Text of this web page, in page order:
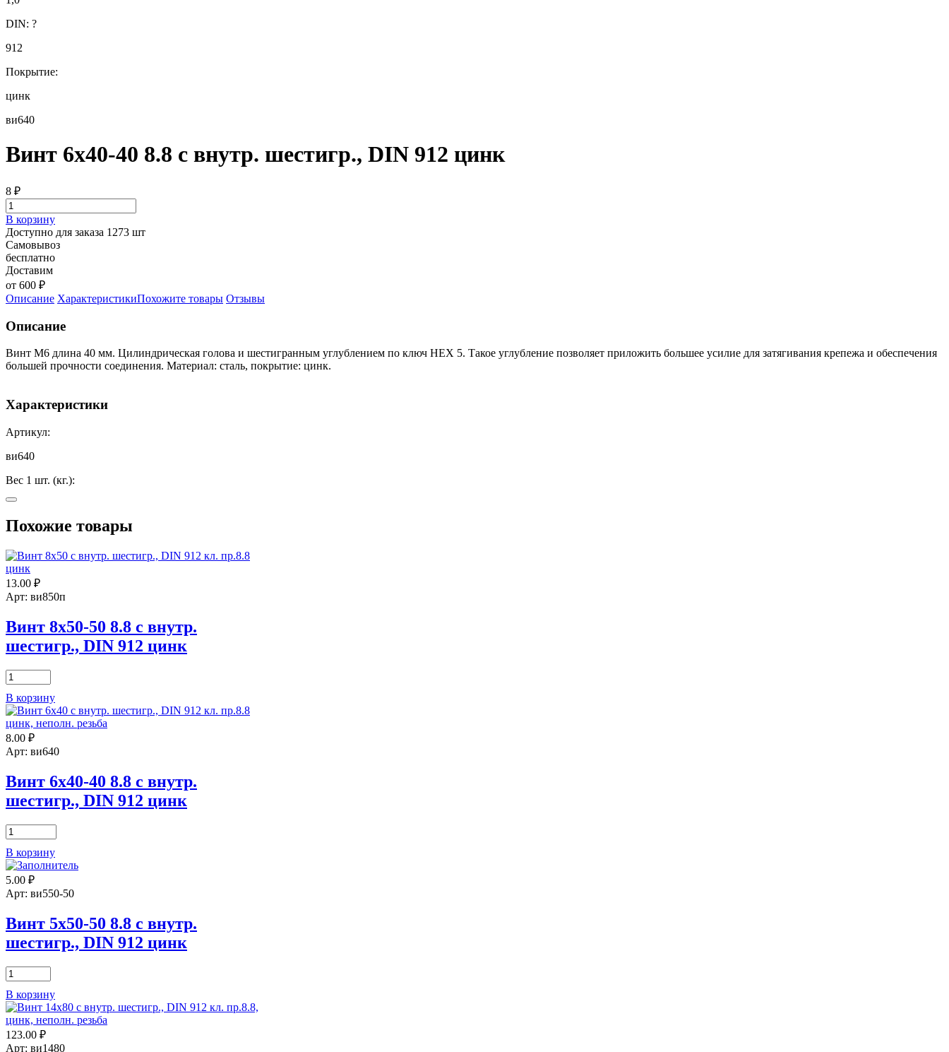
DIN: ?
912
Покрытие:
цинк
ви640
Винт 6х40-40 8.8 с внутр. шестигр., DIN 912 цинк
8 ₽
В корзину
Доступно для заказа 1273 шт
Самовывоз
бесплатно
Доставим
от 600 ₽
Описание ХарактеристикиПохожите товары Отзывы
Описание
Винт М6 длина 40 мм. Цилиндрическая голова и шестигранным углублением по ключ HEX 5. Такое углубление позволяет приложить большее усилие для затягивания крепежа и обеспечения
большей прочности соединения. Материал: сталь, покрытие: цинк.
Характеристики
Артикул:
ви640
Вес 1 шт. (кг.):
0,00981
Вес 1000 шт. (кг.):
9,81
Высота головки (k):
6
Диаметр головки (D) (Dk) (D2):
10
Диаметр резьбы (D):
6
Длина (L):?
40
40
101,94
Размер под ключ (S):
5
912
Покрытие:
цинк
Похожие товары
13.00 ₽
Арт: ви850п
Винт 8х50-50 8.8 с внутр.
шестигр., DIN 912 цинк
Количество
товара
Винт
8х50-
50
8.8
с
шестигр.,
DIN
912
В корзину
8.00 ₽
Арт: ви640
Винт 6х40-40 8.8 с внутр.
шестигр., DIN 912 цинк
Количество
товара
Винт
6х40-
40
8.8
внутр.
шестигр.,
DIN
цинк
В корзину
5.00 ₽
Арт: ви550-50
Винт 5х50-50 8.8 с внутр.
шестигр., DIN 912 цинк
Количество
товара
Винт
5х50-
50
8.8
с
В корзину
123.00 ₽
Арт: ви1480